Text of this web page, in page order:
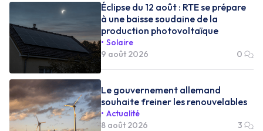
Éclipse du 12 août : RTE se prépare
à une baisse soudaine de la
production photovoltaïque
Solaire
9 août 2026
0
Le gouvernement allemand
souhaite freiner les renouvelables
Actualité
8 août 2026
3